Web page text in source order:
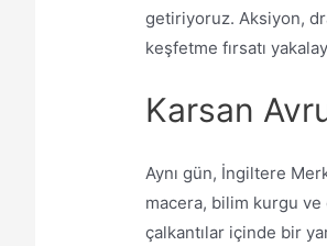
getiriyoruz. Aksiyon,
keşfetme fırsatı
Karsan
Aynı gün, İngiltere
macera, bilim kurgu
çalkantılar içinde bir